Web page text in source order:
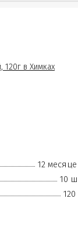
12
10
120